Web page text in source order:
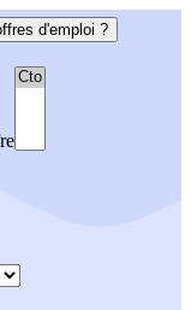
d'emploi ?